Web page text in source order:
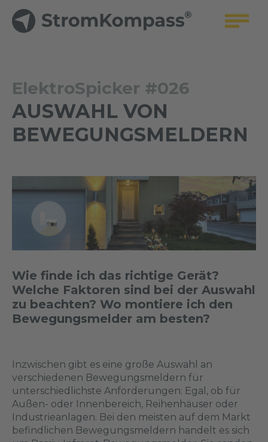
ElektroSpicker #026
AUSWAHL VON
BEWEGUNGSMELDERN
Wie finde ich das richtige Gerät?
Welche Faktoren sind bei der Auswahl
zu beachten? Wo montiere ich den
Bewegungsmelder am besten?
Inzwischen gibt es eine große Auswahl an
verschiedenen Bewegungsmeldern für
unterschiedlichste Anforderungen: Egal, ob für
Außen- oder Innenbereich, Reihenhäuser oder
Industrieanlagen. Bei den meisten auf dem Markt
befindlichen Bewegungsmeldern handelt es sich